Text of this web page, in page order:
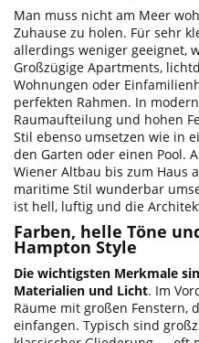
Man muss nicht am Meer
Zuhause zu holen. Für sehr
allerdings weniger geeignet,
Großzügige Apartments,
Wohnungen oder
perfekten Rahmen. In
Raumaufteilung und hohen
Stil ebenso umsetzen wie in
den Garten oder einen Pool.
Wiener Altbau bis zum Haus
maritime Stil wunderbar
ist hell, luftig und die
Farben, helle Töne
Hampton Style
Die wichtigsten Merkmale
Materialien und Licht. Im
Räume mit großen Fenstern,
einfangen. Typisch sind